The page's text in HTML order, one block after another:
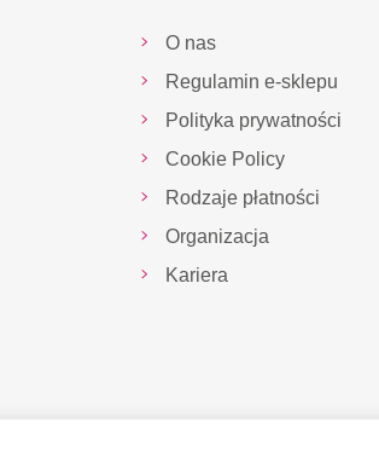
O nas
Regulamin e-sklepu
Polityka prywatności
Cookie Policy
Rodzaje płatności
Organizacja
Kariera